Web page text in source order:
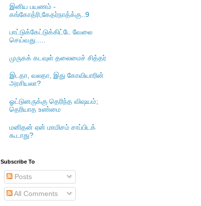
இனிய பயணம் -
கங்கோத்ரி,கேதர்நாத்க்கு..9
பாட்டுக்கேட்டுக்கிட்டே வேலை
செய்வது.....
முருகக் கடவுள் தலைமைச் சித்தர்
இடதா, வலதா, இது கோவியாரின்
அரசியலா?
ஓட்டுனருக்கு தெரிந்த விஷயம்;
தெரியாத உண்மை
மனிதன் ஏன் மாமிசம் சாப்பிடக்
கூடாது?
Subscribe To
Posts
All Comments